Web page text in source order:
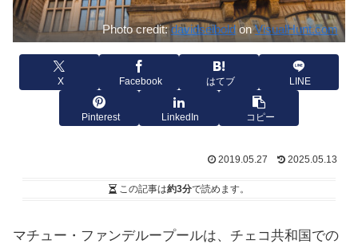
Photo credit:davidseiboldonVisualHunt.com
X Facebook はてブ LINE
Pinterest LinkedIn コピー
2019.05.27 2025.05.13
この記事は約3分で読めます。
マチュー・ファンデループールは、 チェコ共和国での